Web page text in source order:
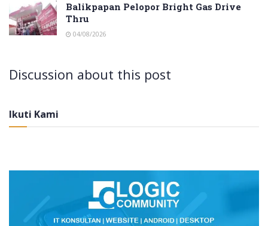
Balikpapan Pelopor Bright Gas Drive
Thru
04/08/2026
Discussion about this post
Ikuti Kami